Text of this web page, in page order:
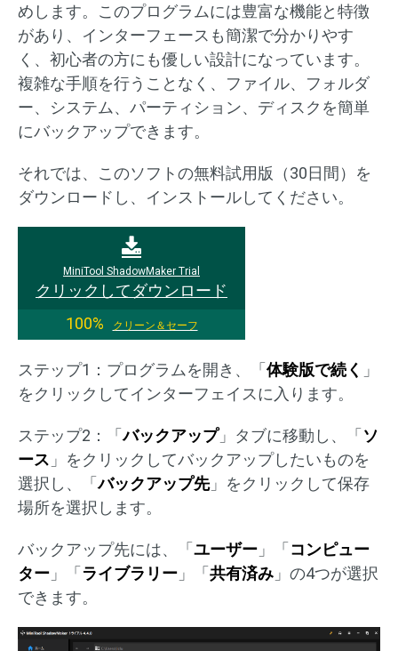
めします。このプログラムには豊富な機能と特徴
があり、インターフェースも簡潔で分かりやす
く、初心者の方にも優しい設計になっています。
複雑な手順を行うことなく、ファイル、フォルダ
ー、システム、パーティション、ディスクを簡単
にバックアップできます。
それでは、このソフトの無料試用版（30日間）を
ダウンロードし、インストールしてください。
MiniTool ShadowMaker Trial
クリックしてダウンロード
100%
クリーン＆セーフ
ステップ1：プログラムを開き、「体験版で続く 」
をクリックしてインターフェイスに入ります。
ステップ2：「バックアップ」タブに移動し、「ソ
ース 」をクリックしてバックアップしたいものを
選択し、「バックアップ先」をクリックして保存
場所を選択します。
バックアップ先には、「ユーザー 」「コンピュー
ター 」「ライブラリー 」「共有済み 」の4つが選択
できます。